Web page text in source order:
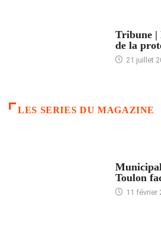
Tribune |
de la
21 juillet
LES SERIES DU MAGAZINE
Toulon
11 février